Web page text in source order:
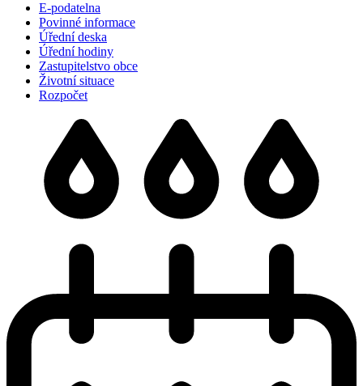
E-podatelna
Povinné informace
Úřední deska
Úřední hodiny
Zastupitelstvo obce
Životní situace
Rozpočet